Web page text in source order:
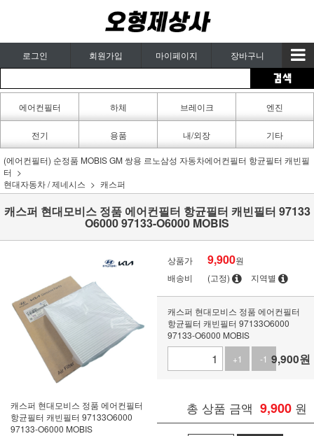
로그인 회원가입 마이페이지 장바구니
에어컨필터
카페인트
하체 브레이크 엔진
전기 용품 내/외장 기타
(에어컨필터) 순정품 MOBIS GM 쌍용 르노삼성 자동차에어컨필터 항균필터 캐빈필
터
현대자동차 / 제네시스
캐스퍼
캐스퍼 현대모비스 정품 에어컨필터 항균필터 캐빈필터 97133
O6000 97133-O6000 MOBIS
캐스퍼 현대모비스 정품 에어컨필터
항균필터 캐빈필터 97133O6000
97133-O6000 MOBIS
상품가 9,900원
배송비
(고정) 지역별
캐스퍼 현대모비스 정품 에어컨필터
항균필터 캐빈필터 97133O6000
97133-O6000 MOBIS
+1
-1 9,900원
총 상품 금액 9,900 원